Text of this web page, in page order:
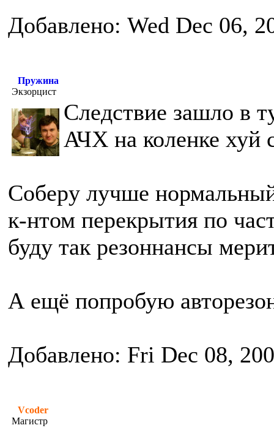
Добавлено: Wed Dec 06,
Пружина
Экзорцист
Следствие зашло в
АЧХ на коленке хуй
Соберу лучше
к-нтом перекрытия по
буду так резоннансы
А ещё попробую
Добавлено: Fri Dec 08,
Vcoder
Магистр